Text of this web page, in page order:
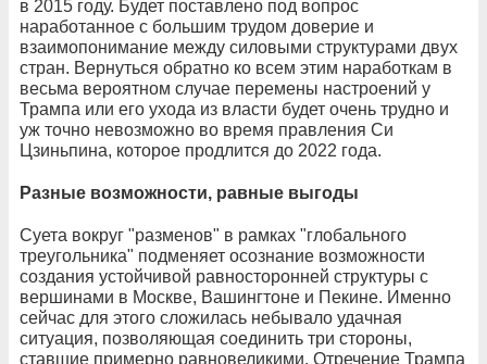
в 2015 году. Будет поставлено под вопрос
наработанное с большим трудом доверие и
взаимопонимание между силовыми структурами двух
стран. Вернуться обратно ко всем этим наработкам в
весьма вероятном случае перемены настроений у
Трампа или его ухода из власти будет очень трудно и
уж точно невозможно во время правления Си
Цзиньпина, которое продлится до 2022 года.
Разные возможности, равные выгоды
Суета вокруг "разменов" в рамках "глобального
треугольника" подменяет осознание возможности
создания устойчивой равносторонней структуры с
вершинами в Москве, Вашингтоне и Пекине. Именно
сейчас для этого сложилась небывало удачная
ситуация, позволяющая соединить три стороны,
ставшие примерно равновеликими. Отречение Трампа